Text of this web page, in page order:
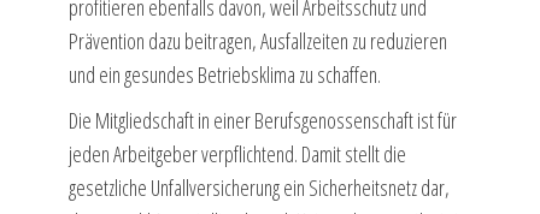
profitieren ebenfalls davon, weil Arbeitsschutz und
Prävention dazu beitragen, Ausfallzeiten zu reduzieren
und ein gesundes Betriebsklima zu schaffen.
Die Mitgliedschaft in einer Berufsgenossenschaft ist für
jeden Arbeitgeber verpflichtend. Damit stellt die
gesetzliche Unfallversicherung ein Sicherheitsnetz dar,